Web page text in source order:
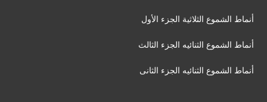
أنماط الشموع الثلاثية الجزء الأول
أنماط الشموع الثنائيه الجزء الثالث
أنماط الشموع الثنائيه الجزء الثانى